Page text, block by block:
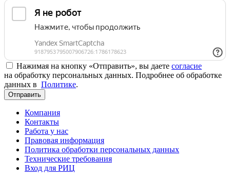
Нажимая на кнопку «Отправить», вы даете согласие
на обработку персональных данных. Подробнее об обработке
данных в Политике.
Отправить
Компания
Контакты
Работа у нас
Правовая информация
Политика обработки персональных данных
Технические требования
Вход для РИЦ